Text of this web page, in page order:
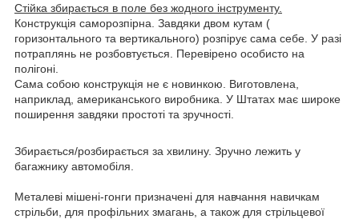
Стійка збирається в поле без жодного інструменту.
Конструкція саморозпірна. Завдяки двом кутам (
горизонтального та вертикального) розпірує сама себе. У разі
потраплянь не розбовтується. Перевірено особисто на
полігоні.
Сама собою конструкція не є новинкою. Виготовлена,
наприклад, американського виробника. У Штатах має широке
поширення завдяки простоті та зручності.
Збирається/розбирається за хвилину. Зручно лежить у
багажнику автомобіля.
Металеві мішені-гонги призначені для навчання навичкам
стрільби, для профільних змагань, а також для стрільцевої